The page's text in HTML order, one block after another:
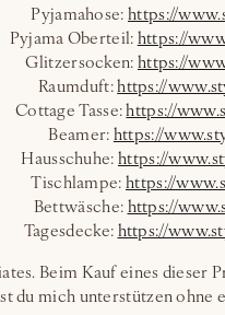
Pyjamahose:https://
Pyjama Oberteil:https://
Glitzersocken:https://
Raumduft:https://
Cottage Tasse:https://
Beamer:https://
Hausschuhe:https://
Tischlampe:https://
Bettwäsche:https://
Tagesdecke:https://
Beim Kauf eines dieser
du mich unterstützen ohne